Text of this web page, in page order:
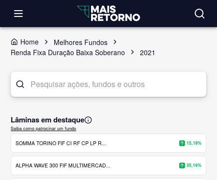
Home
Melhores Fundos
Renda Fixa Duração Baixa Soberano
2021
Lâminas em destaque
Saiba como patrocinar um fundo
SOMMA TORINO FIF CI RF CP LP R... 15,19%
ALPHA WAVE 300 FIF MULTIMERCAD... 35,19%